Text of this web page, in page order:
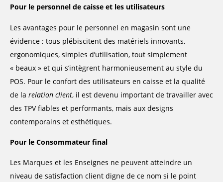
Pour le personnel de caisse et les utilisateurs
Les avantages pour le personnel en magasin sont une
évidence ; tous plébiscitent des matériels innovants,
ergonomiques, simples d’utilisation, tout simplement
« beaux » et qui s’intègrent harmonieusement au style du
POS. Pour le confort des utilisateurs en caisse et la qualité
de la relation client, il est devenu important de travailler avec
des TPV fiables et performants, mais aux designs
contemporains et esthétiques.
Pour le Consommateur final
Les Marques et les Enseignes ne peuvent atteindre un
niveau de satisfaction client digne de ce nom si le point